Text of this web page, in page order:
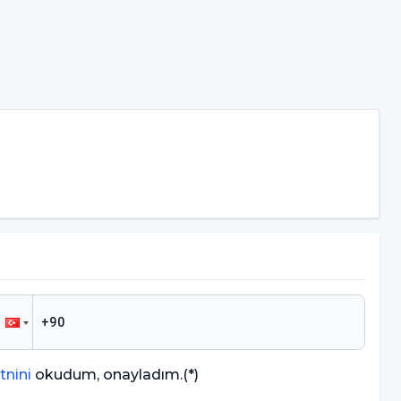
okudum, onayladım.(*)